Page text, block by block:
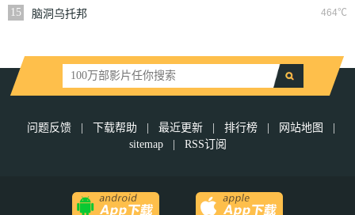
15
464℃
脑洞乌托邦
问题反馈 下载帮助 最近更新 排行榜 网站地图
sitemap
RSS订阅